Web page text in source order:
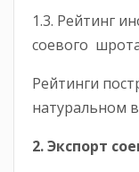
1.3. Рейтинг
соевого
Рейтинги
натуральном
2. Экспорт